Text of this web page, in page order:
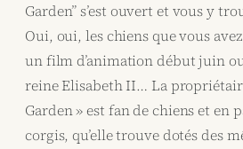
Garden” s’est ouvert et vous y
Oui, oui, les chiens que vous
un film d’animation début juin
reine Elisabeth II… La
Garden » est fan de chiens et en
corgis, qu’elle trouve dotés des